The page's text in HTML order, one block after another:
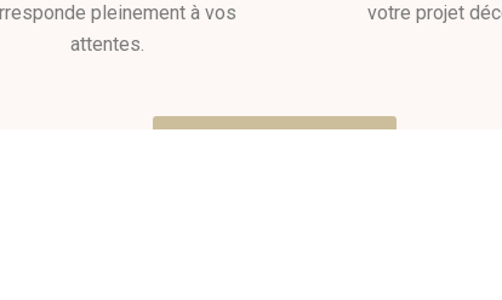
pleinement à vos
attentes.
votre projet